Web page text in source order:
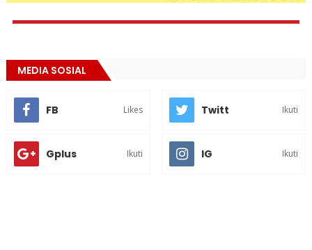
MEDIA SOSIAL
FB Likes Twitt Ikuti
Gplus Ikuti IG Ikuti